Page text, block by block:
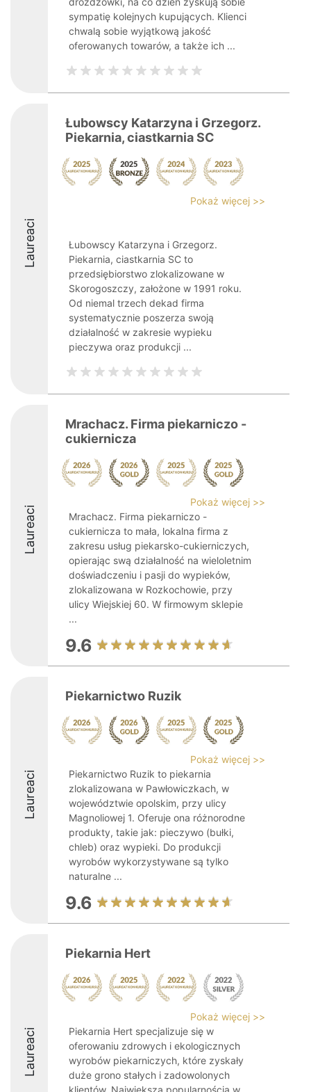
sympatię kolejnych kupujących. Klienci
chwalą sobie wyjątkową jakość
oferowanych towarów, a także ich ...
Laureaci
Łubowscy Katarzyna i Grzegorz.
Piekarnia, ciastkarnia SC
Pokaż więcej >>
Łubowscy Katarzyna i Grzegorz.
Piekarnia, ciastkarnia SC to
przedsiębiorstwo zlokalizowane w
Skorogoszczy, założone w 1991 roku.
Od niemal trzech dekad firma
systematycznie poszerza swoją
działalność w zakresie wypieku
pieczywa oraz produkcji ...
Laureaci
Mrachacz. Firma piekarniczo -
cukiernicza
Pokaż więcej >>
Mrachacz. Firma piekarniczo -
cukiernicza to mała, lokalna firma z
zakresu usług piekarsko-cukierniczych,
opierając swą działalność na wieloletnim
doświadczeniu i pasji do wypieków,
zlokalizowana w Rozkochowie, przy
ulicy Wiejskiej 60. W firmowym sklepie
...
9.6
Laureaci
Piekarnictwo Ruzik
Pokaż więcej >>
Piekarnictwo Ruzik to piekarnia
zlokalizowana w Pawłowiczkach, w
województwie opolskim, przy ulicy
Magnoliowej 1. Oferuje ona różnorodne
produkty, takie jak: pieczywo (bułki,
chleb) oraz wypieki. Do produkcji
wyrobów wykorzystywane są tylko
naturalne ...
9.6
Laureaci
Piekarnia Hert
Pokaż więcej >>
Piekarnia Hert specjalizuje się w
oferowaniu zdrowych i ekologicznych
wyrobów piekarniczych, które zyskały
duże grono stałych i zadowolonych
klientów. Największą popularnością w